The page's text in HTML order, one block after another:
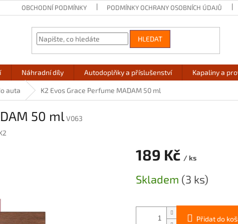
OBCHODNÍ PODMÍNKY PODMÍNKY OCHRANY OSOBNÍCH ÚDAJŮ
HLEDAT
Náhradní díly Autodoplňky a příslušenství Kapaliny a
auta K2 Evos Grace Perfume MADAM 50 ml
50 mlV063
189 Kč / ks
cena:
Skladem (3 ks)
Přidat do